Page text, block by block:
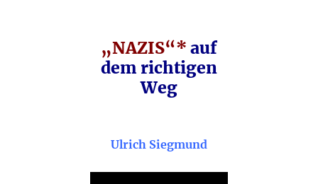
„NAZIS“* auf
dem richtigen
Weg
Ulrich Siegmund